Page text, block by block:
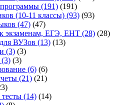
(191) (191)
(10-11 классы) (93) (93)
(47) (47)
экзаменам, ЕГЭ, ЕНТ (28) (28)
ВУЗов (13) (13)
(3) (3)
(3) (3)
(6) (6)
(21) (21)
(14) (14)